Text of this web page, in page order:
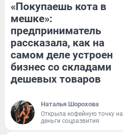
«Покупаешь кота в
мешке»:
предприниматель
рассказала, как на
самом деле устроен
бизнес со складами
дешевых товаров
Наталья Шорохова
Открыла кофейную точку на
деньги соцразвития